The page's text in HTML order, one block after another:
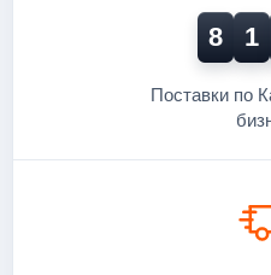
8 1
Поставки по